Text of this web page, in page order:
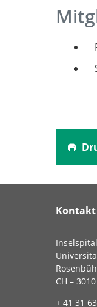
Kontakt
CH –
+ 41 31